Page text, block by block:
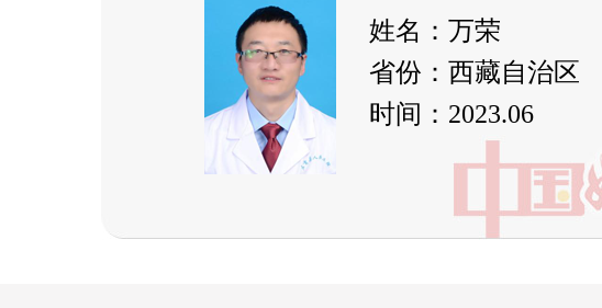
姓名：万荣
省份：西藏自治区
时间：2023.06